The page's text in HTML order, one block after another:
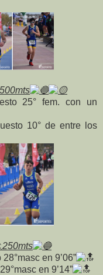
500mts
25° fem. con un
10° de entre los
250mts
28°masc en 9’06”
en 9’14”